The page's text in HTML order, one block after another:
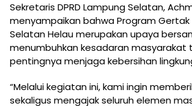
Sekretaris DPRD Lampung Selatan,
menyampaikan bahwa Program Gertak
Selatan Helau merupakan upaya
menumbuhkan kesadaran masyarakat
pentingnya menjaga kebersihan
“Melalui kegiatan ini, kami ingin
sekaligus mengajak seluruh elemen